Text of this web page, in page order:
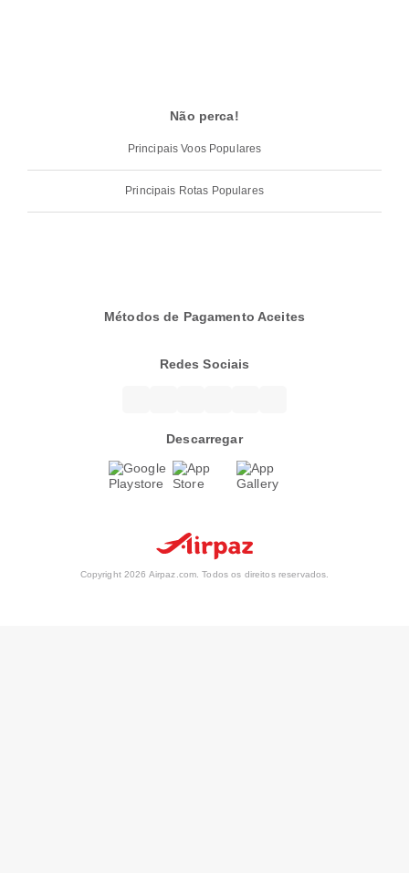
Não perca!
Principais Voos Populares
Principais Rotas Populares
Métodos de Pagamento Aceites
Redes Sociais
Descarregar
Copyright 2026 Airpaz.com. Todos os direitos reservados.